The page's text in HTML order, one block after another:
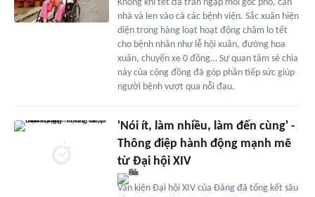
Không khí tết đã tràn ngập mỗi góc phố, căn
nhà và len vào cả các bệnh viện. Sắc xuân hiện
diện trong hàng loạt hoạt động chăm lo tết
cho bệnh nhân như lễ hội xuân, đường hoa
xuân, chuyến xe 0 đồng… Sự quan tâm sẻ chia
này của cộng đồng đã góp phần tiếp sức giúp
người bệnh vượt qua nỗi đau.
'Nói ít, làm nhiều, làm đến cùng' -
Thông điệp hành động mạnh mẽ
từ Đại hội XIV
Văn kiện Đại hội XIV của Đảng đã tổng kết sâu